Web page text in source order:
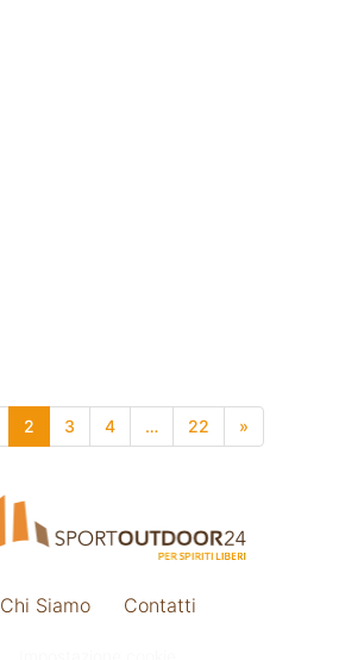
2 3 4 … 22 »
Chi Siamo Contatti